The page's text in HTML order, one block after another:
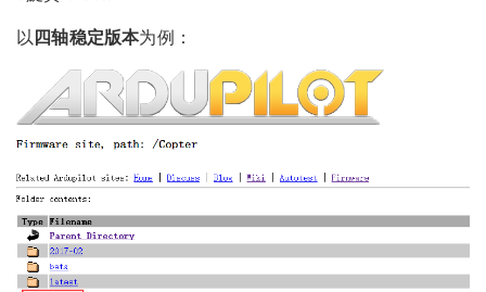
以四轴稳定版本为例：